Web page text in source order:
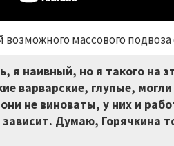
массового
я наивный, но я такого на
варварские, глупые,
не виноваты, у них и
Думаю, Горячкина